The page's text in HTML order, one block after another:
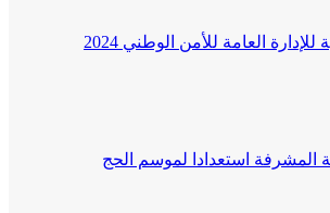
العامة للأمن الوطني 2024
المشرفة استعدادا لموسم الحج